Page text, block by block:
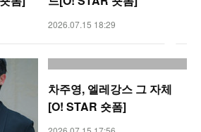
2026.07.15 18:29
차주영, 엘레강스 그 자체
[O! STAR 숏폼]